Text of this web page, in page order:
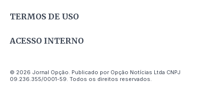
TERMOS DE USO
ACESSO INTERNO
© 2026 Jornal Opção. Publicado por Opção Notícias Ltda CNPJ
09.236.355/0001-59. Todos os direitos reservados.